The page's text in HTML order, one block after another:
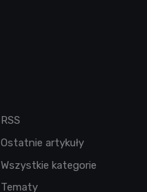
RSS
Ostatnie artykuły
Wszystkie kategorie
Tematy